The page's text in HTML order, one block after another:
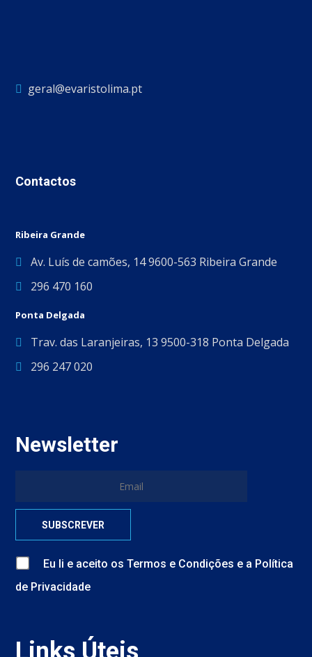
geral@evaristolima.pt
Contactos
Ribeira Grande
Av. Luís de camões, 14 9600-563 Ribeira Grande
296 470 160
Ponta Delgada
Trav. das Laranjeiras, 13 9500-318 Ponta Delgada
296 247 020
Newsletter
Eu li e aceito osTermos e Condições e a Política
de Privacidade